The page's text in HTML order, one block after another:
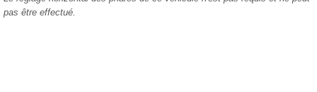
pas être effectué.